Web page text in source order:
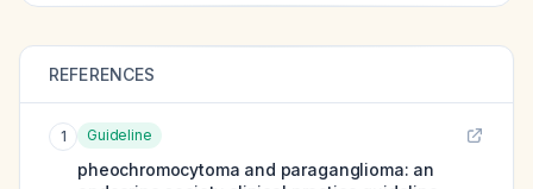
REFERENCES
1 Guideline
pheochromocytoma and paraganglioma: an